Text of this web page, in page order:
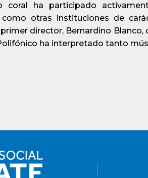
coral ha participado
como otras instituciones de
director, Bernardino Blanco,
ha interpretado tanto